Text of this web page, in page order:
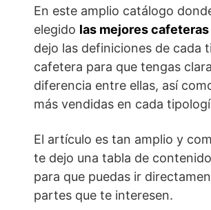
En este amplio catálogo
elegido las mejores
dejo las definiciones de cada
cafetera para que tengas
diferencia entre ellas, así
más vendidas en cada
El artículo es tan amplio y
te dejo una tabla de
para que puedas ir
partes que te interesen.